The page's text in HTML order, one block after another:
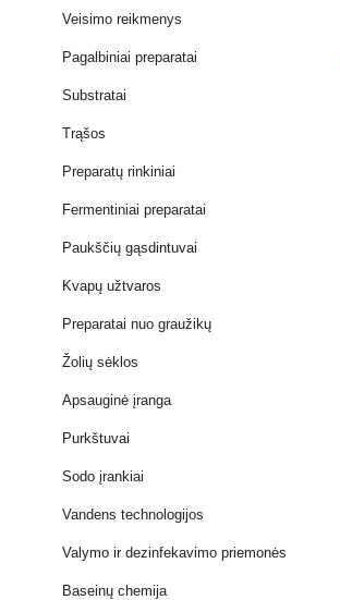
Veisimo reikmenys
Pagalbiniai preparatai
Substratai
Trąšos
Preparatų rinkiniai
Fermentiniai preparatai
Paukščių gąsdintuvai
Kvapų užtvaros
Preparatai nuo graužikų
Žolių sėklos
Apsauginė įranga
Purkštuvai
Sodo įrankiai
Vandens technologijos
Valymo ir dezinfekavimo priemonės
Baseinų chemija